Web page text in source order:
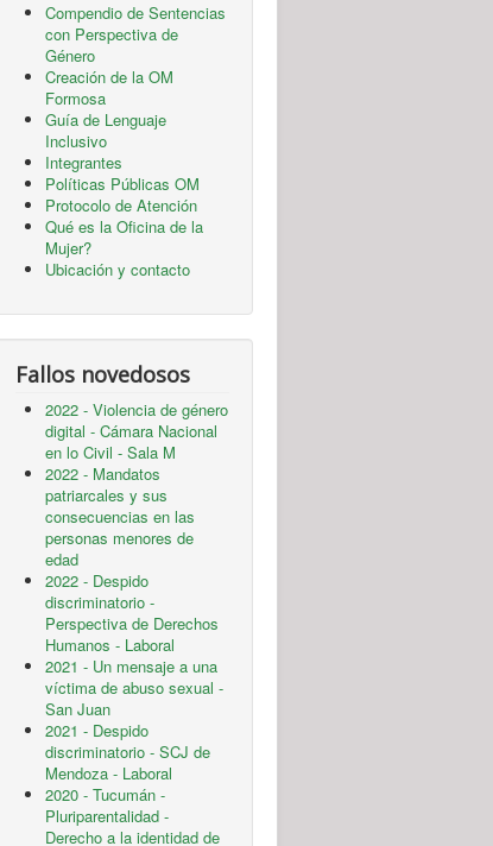
Compendio de Sentencias
con Perspectiva de
Género
Creación de la OM
Formosa
Guía de Lenguaje
Inclusivo
Integrantes
Políticas Públicas OM
Protocolo de Atención
Qué es la Oficina de la
Mujer?
Ubicación y contacto
Fallos novedosos
2022 - Violencia de género
digital - Cámara Nacional
en lo Civil - Sala M
2022 - Mandatos
patriarcales y sus
consecuencias en las
personas menores de
edad
2022 - Despido
discriminatorio -
Perspectiva de Derechos
Humanos - Laboral
2021 - Un mensaje a una
víctima de abuso sexual -
San Juan
2021 - Despido
discriminatorio - SCJ de
Mendoza - Laboral
2020 - Tucumán -
Pluriparentalidad -
Derecho a la identidad de